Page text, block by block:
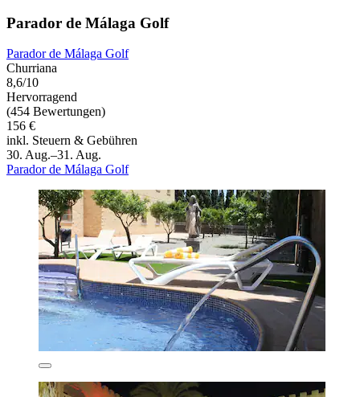
Parador de Málaga Golf
Parador de Málaga Golf
Churriana
8,6/10
Hervorragend
(454 Bewertungen)
156 €
inkl. Steuern & Gebühren
30. Aug.–31. Aug.
Parador de Málaga Golf